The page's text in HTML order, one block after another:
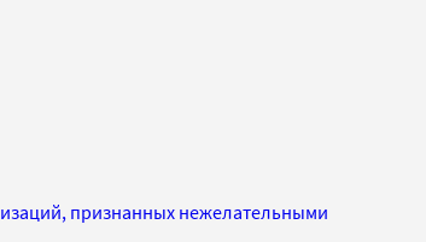
признанных нежелательными